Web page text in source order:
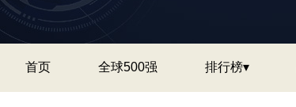
首页 全球500强 排行榜▾